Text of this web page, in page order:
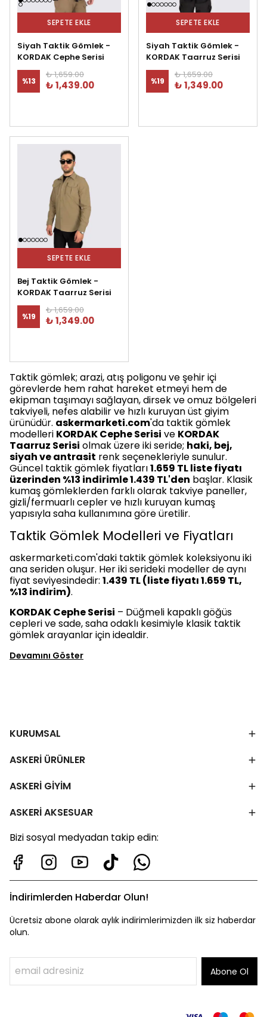
SEPETE EKLE
Siyah Taktik Gömlek -
KORDAK Cephe Serisi
%13
₺ 1,659.00
₺ 1,439.00
SEPETE EKLE
Siyah Taktik Gömlek -
KORDAK Taarruz Serisi
%19
₺ 1,659.00
₺ 1,349.00
SEPETE EKLE
Bej Taktik Gömlek -
KORDAK Taarruz Serisi
%19
₺ 1,659.00
₺ 1,349.00
Taktik gömlek; arazi, atış poligonu ve şehir içi
görevlerde hem rahat hareket etmeyi hem de
ekipman taşımayı sağlayan, dirsek ve omuz bölgeleri
takviyeli, nefes alabilir ve hızlı kuruyan üst giyim
ürünüdür. askermarketi.com'da taktik gömlek
modelleri KORDAK Cephe Serisi ve KORDAK
Taarruz Serisi olmak üzere iki seride; haki, bej,
siyah ve antrasit renk seçenekleriyle sunulur.
Güncel taktik gömlek fiyatları1.659 TL liste fiyatı
üzerinden %13 indirimle 1.439 TL'den başlar. Klasik
kumaş gömleklerden farklı olarak takviye paneller,
gizli/fermuarlı cepler ve hızlı kuruyan kumaş
yapısıyla saha kullanımına göre üretilir.
Taktik Gömlek Modelleri ve Fiyatları
askermarketi.com'daki taktik gömlek koleksiyonu iki
ana seriden oluşur. Her iki serideki modeller de aynı
fiyat seviyesindedir: 1.439 TL (liste fiyatı 1.659 TL,
%13 indirim).
KORDAK Cephe Serisi – Düğmeli kapaklı göğüs
cepleri ve sade, saha odaklı kesimiyle klasik taktik
gömlek arayanlar için idealdir.
Devamını Göster
KURUMSAL
ASKERİ ÜRÜNLER
ASKERİ GİYİM
ASKERİ AKSESUAR
Bizi sosyal medyadan takip edin:
İndirimlerden Haberdar Olun!
Ücretsiz abone olarak aylık indirimlerimizden ilk siz haberdar
olun.
Abone Ol